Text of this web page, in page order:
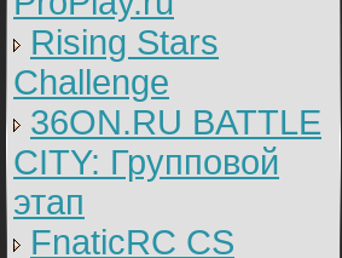
Rising Stars
Challenge
36ON.RU BATTLE
CITY: Групповой
этап
FnaticRC CS